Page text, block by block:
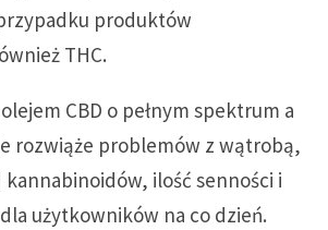
produktów
THC.
CBD o pełnym spektrum a
rozwiąże problemów z wątrobą,
kannabinoidów, ilość senności i
użytkowników na co dzień.